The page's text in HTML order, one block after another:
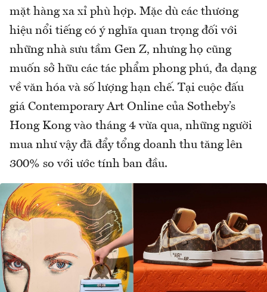
mặt hàng xa xỉ phù hợp. Mặc dù các thương
hiệu nổi tiếng có ý nghĩa quan trọng đối với
những nhà sưu tầm Gen Z, nhưng họ cũng
muốn sở hữu các tác phẩm phong phú, đa dạng
về văn hóa và số lượng hạn chế. Tại cuộc đấu
giá Contemporary Art Online của Sotheby’s
Hong Kong vào tháng 4 vừa qua, những người
mua như vậy đã đẩy tổng doanh thu tăng lên
300% so với ước tính ban đầu.